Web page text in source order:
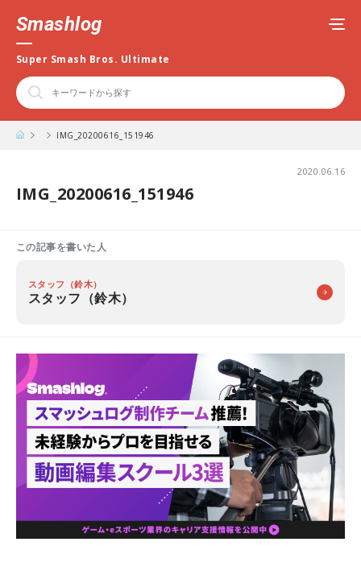
Smashlog
Super Smash Bros. Ultimate
IMG_20200616_151946
2020.06.16
IMG_20200616_151946
この記事を書いた人
スタッフ（鈴木）
スタッフ（鈴木）